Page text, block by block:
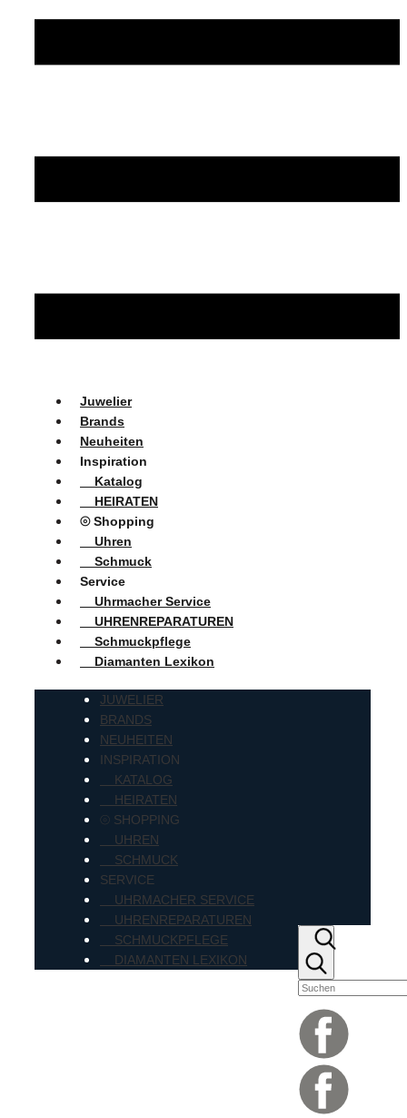
Juwelier
Brands
Neuheiten
Inspiration
Katalog
HEIRATEN
⦾ Shopping
Uhren
Schmuck
Service
Uhrmacher Service
UHRENREPARATUREN
Schmuckpflege
Diamanten Lexikon
JUWELIER
BRANDS
NEUHEITEN
INSPIRATION
KATALOG
HEIRATEN
⦾ SHOPPING
UHREN
SCHMUCK
SERVICE
UHRMACHER SERVICE
UHRENREPARATUREN
SCHMUCKPFLEGE
DIAMANTEN LEXIKON